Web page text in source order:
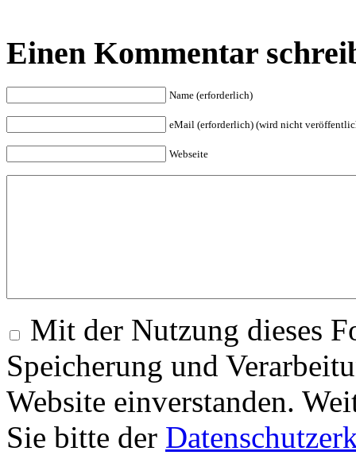
Einen Kommentar
Name (erforderlich)
eMail (erforderlich) (wird nicht
Webseite
Mit der Nutzung dieses
Speicherung und
Website einverstanden.
Sie bitte der